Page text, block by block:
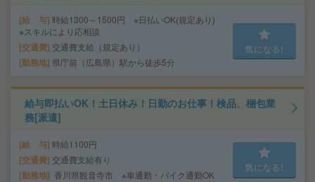
給 与 時給1300～1500円 ※日払いOK(規定あり)
※スキルにより応相談
交通費 交通費支給（規定あり）
勤務地 県庁前（広島県）駅から徒歩5分
気になる!
給与即払いOK！土日休み！日勤のお仕事！検品、梱包業
務[派遣]
給 与 時給1100円
交通費 交通費支給有り
勤務地 香川県観音寺市 ※車通勤・バイク通勤OK
気になる!